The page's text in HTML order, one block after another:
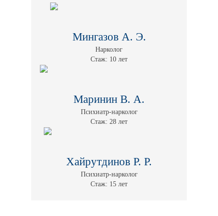
Мингазов А. Э.
Нарколог
Стаж: 10 лет
Маринин В. А.
Психиатр-нарколог
Стаж: 28 лет
Хайрутдинов Р. Р.
Психиатр-нарколог
Стаж: 15 лет